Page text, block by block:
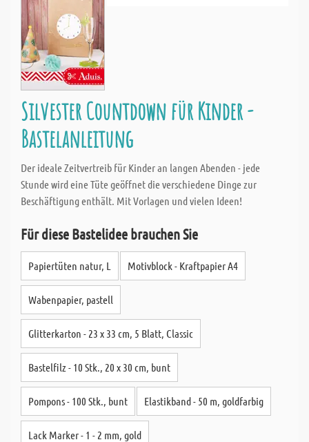
Silvester Countdown für Kinder -
Bastelanleitung
Der ideale Zeitvertreib für Kinder an langen Abenden - jede
Stunde wird eine Tüte geöffnet die verschiedene Dinge zur
Beschäftigung enthält. Mit Vorlagen und vielen Ideen!
Für diese Bastelidee brauchen Sie
Papiertüten natur, L Motivblock - Kraftpapier A4
Wabenpapier, pastell
Glitterkarton - 23 x 33 cm, 5 Blatt, Classic
Bastelfilz - 10 Stk., 20 x 30 cm, bunt
Pompons - 100 Stk., bunt Elastikband - 50 m, goldfarbig
Lack Marker - 1 - 2 mm, gold